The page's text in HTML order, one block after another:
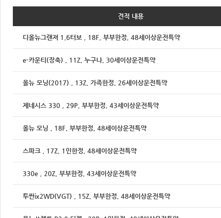
견적 내용
디올뉴그랜져 1.6터보 , 18F, 부부한정, 48세이상운전특약
e-카운티(장축) , 11Z, 누구나, 30세이상운전특약
올뉴 모닝(2017) , 13Z, 가족한정, 26세이상운전특약
제네시스 330 , 29P, 부부한정, 43세이상운전특약
올뉴 모닝 , 18F, 부부한정, 48세이상운전특약
스파크 , 17Z, 1인한정, 48세이상운전특약
330e , 20Z, 부부한정, 43세이상운전특약
투싼ix2WD(VGT) , 15Z, 부부한정, 48세이상운전특약